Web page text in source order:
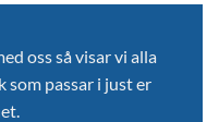
oss så visar vi alla
passar i just er